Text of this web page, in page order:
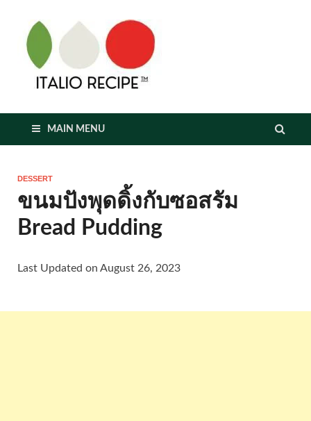
MAIN MENU
DESSERT
ขนมปังพุดดิ้งกับซอสรัม
Bread Pudding
Last Updated on August 26, 2023